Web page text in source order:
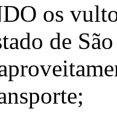
os
de